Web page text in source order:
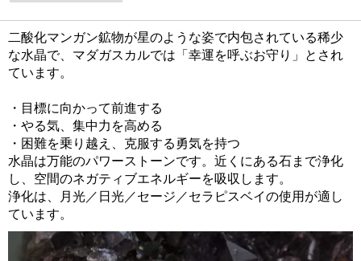
二酸化マンガン鉱物が星のような姿で内包されている稀少
な水晶で、マダガスカルでは「幸運を呼ぶお守り」とされ
ています。
・目標に向かって前進する
・やる気、集中力を高める
・困難を乗り越え、克服する勇気を持つ
水晶は万能のパワーストーンです。近くにある石まで浄化
し、空間のネガティブエネルギーを吸収します。
浄化は、月光／日光／セージ／セラピスベイの使用が適し
ています。